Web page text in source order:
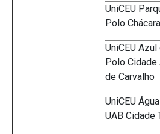
UniCEU
Polo
UniCEU
Polo Cidade
de Carvalho
UniCEU
UAB Cidade